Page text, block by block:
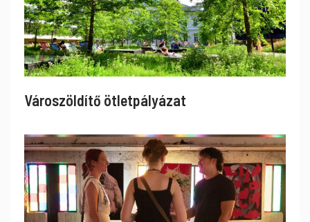
Városzöldítő ötletpályázat